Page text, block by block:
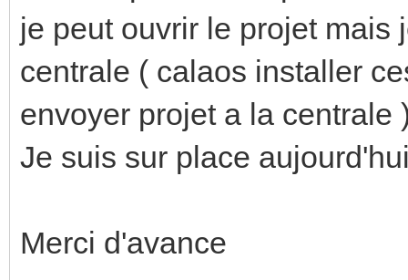
je peut ouvrir le projet mais
centrale ( calaos installer
envoyer projet a la centrale
Je suis sur place
Merci d'avance